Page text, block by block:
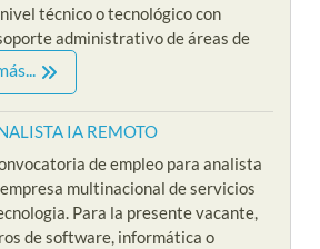
técnico o tecnológico con
administrativo de áreas de
IA REMOTO
de empleo para analista
multinacional de servicios
Para la presente vacante,
de software, informática o